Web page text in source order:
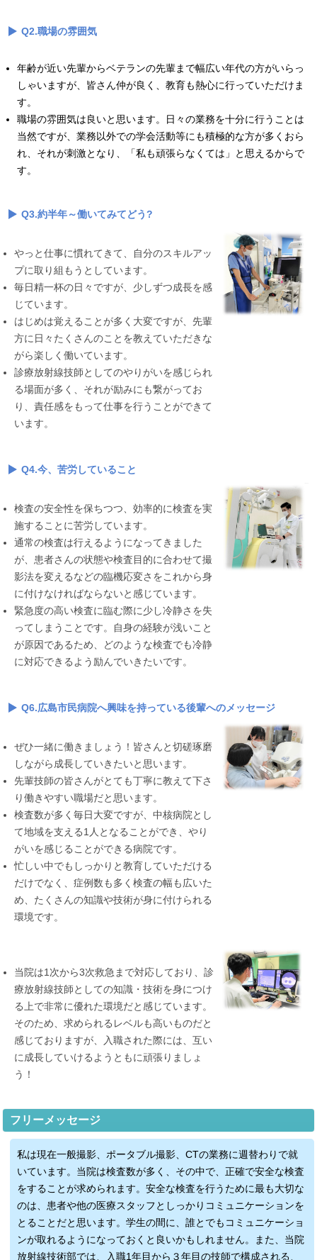
Q2.職場の雰囲気
年齢が近い先輩からベテランの先輩まで幅広い年代の方がいらっ
しゃいますが、皆さん仲が良く、教育も熱心に行っていただけま
す。
職場の雰囲気は良いと思います。日々の業務を十分に行うことは
当然ですが、業務以外での学会活動等にも積極的な方が多くおら
れ、それが刺激となり、「私も頑張らなくては」と思えるからで
す。
Q3.約半年～働いてみてどう?
やっと仕事に慣れてきて、自分のスキルアッ
プに取り組もうとしています。
毎日精一杯の日々ですが、少しずつ成長を感
じています。
はじめは覚えることが多く大変ですが、先輩
方に日々たくさんのことを教えていただきな
がら楽しく働いています。
診療放射線技師としてのやりがいを感じられ
る場面が多く、それが励みにも繋がってお
り、責任感をもって仕事を行うことができて
います。
Q4.今、苦労していること
検査の安全性を保ちつつ、効率的に検査を実
施することに苦労しています。
通常の検査は行えるようになってきました
が、患者さんの状態や検査目的に合わせて撮
影法を変えるなどの臨機応変さをこれから身
に付けなければならないと感じています。
緊急度の高い検査に臨む際に少し冷静さを失
ってしまうことです。自身の経験が浅いこと
が原因であるため、どのような検査でも冷静
に対応できるよう励んでいきたいです。
Q6.広島市民病院へ興味を持っている後輩へのメッセージ
ぜひ一緒に働きましょう！皆さんと切磋琢磨
しながら成長していきたいと思います。
先輩技師の皆さんがとても丁寧に教えて下さ
り働きやすい職場だと思います。
検査数が多く毎日大変ですが、中核病院とし
て地域を支える1人となることができ、やり
がいを感じることができる病院です。
忙しい中でもしっかりと教育していただける
だけでなく、症例数も多く検査の幅も広いた
め、たくさんの知識や技術が身に付けられる
環境です。
当院は1次から3次救急まで対応しており、診
療放射線技師としての知識・技術を身につけ
る上で非常に優れた環境だと感じています。
そのため、求められるレベルも高いものだと
感じておりますが、入職された際には、互い
に成長していけるようともに頑張りましょ
う！
フリーメッセージ
私は現在一般撮影、ポータブル撮影、CTの業務に週替わりで就
いています。当院は検査数が多く、その中で、正確で安全な検査
をすることが求められます。安全な検査を行うために最も大切な
のは、患者や他の医療スタッフとしっかりコミュニケーションを
とることだと思います。学生の間に、誰とでもコミュニケーショ
ンが取れるようになっておくと良いかもしれません。また、当院
放射線技術部では、入職1年目から３年目の技師で構成される、